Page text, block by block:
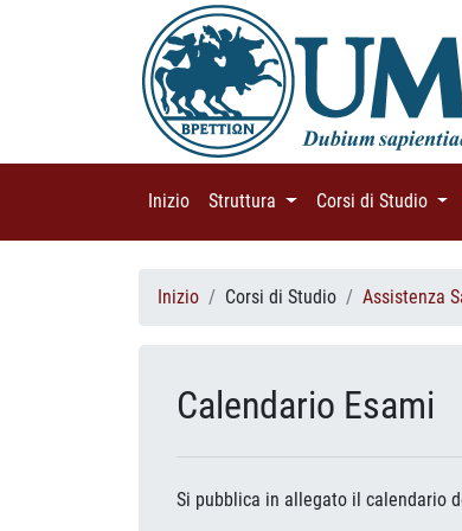
Inizio (current)
Struttura (current)Corsi di Studio
Inizio Corsi di Studio Assistenza
Calendario Esami
Si pubblica in allegato il calendario